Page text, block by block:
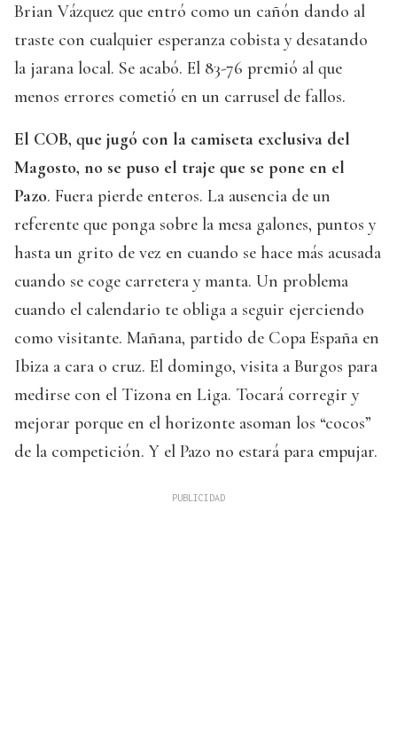
Brian Vázquez que entró como un cañón dando al
traste con cualquier esperanza cobista y desatando
la jarana local. Se acabó. El 83-76 premió al que
menos errores cometió en un carrusel de fallos.
El COB, que jugó con la camiseta exclusiva del
Magosto, no se puso el traje que se pone en el
Pazo. Fuera pierde enteros. La ausencia de un
referente que ponga sobre la mesa galones, puntos y
hasta un grito de vez en cuando se hace más acusada
cuando se coge carretera y manta. Un problema
cuando el calendario te obliga a seguir ejerciendo
como visitante. Mañana, partido de Copa España en
Ibiza a cara o cruz. El domingo, visita a Burgos para
medirse con el Tizona en Liga. Tocará corregir y
mejorar porque en el horizonte asoman los “cocos”
de la competición. Y el Pazo no estará para empujar.